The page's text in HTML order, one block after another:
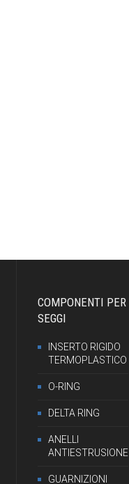
COMPONENTI PER
SEGGI
INSERTO RIGIDO
TERMOPLASTICO
O-RING
DELTA RING
ANELLI
ANTIESTRUSIONE
GUARNIZIONI